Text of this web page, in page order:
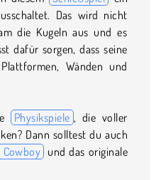
Das wird nicht
die Kugeln aus und es
dafür sorgen, dass seine
Wänden und
Physikspiele , die voller
Dann solltest du auch
Cowboy und das originale